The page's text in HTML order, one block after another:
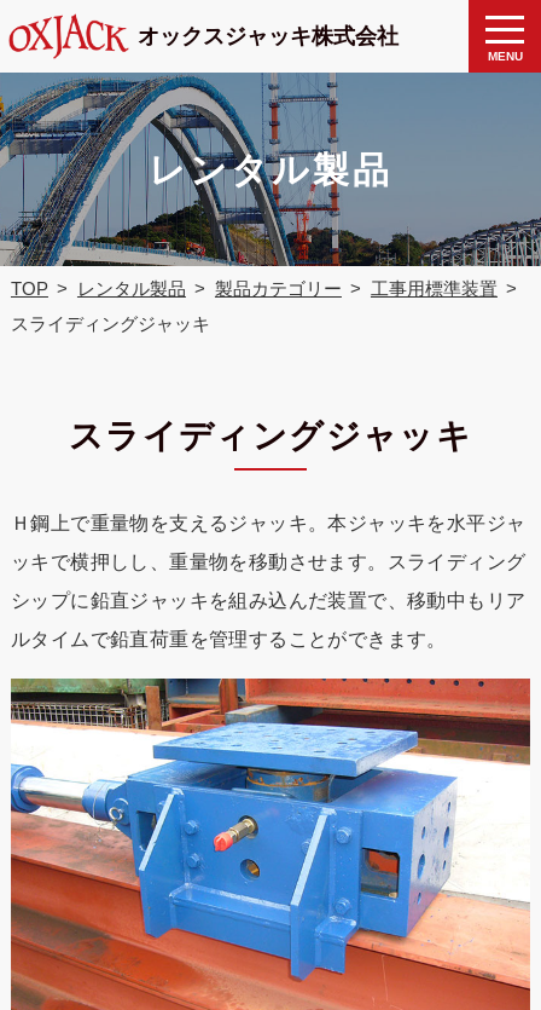
オックスジャッキ株式会社
toggle
MENU
製品検
索
レンタル製品
TOP レンタル製品 製品カテゴリー
工事用標準装置
スライディングジャッキ
スライディングジャッキ
Ｈ鋼上で重量物を支えるジャッキ。本ジャッキを水平ジャ
ッキで横押しし、重量物を移動させます。スライディング
シップに鉛直ジャッキを組み込んだ装置で、移動中もリア
ルタイムで鉛直荷重を管理することができます。